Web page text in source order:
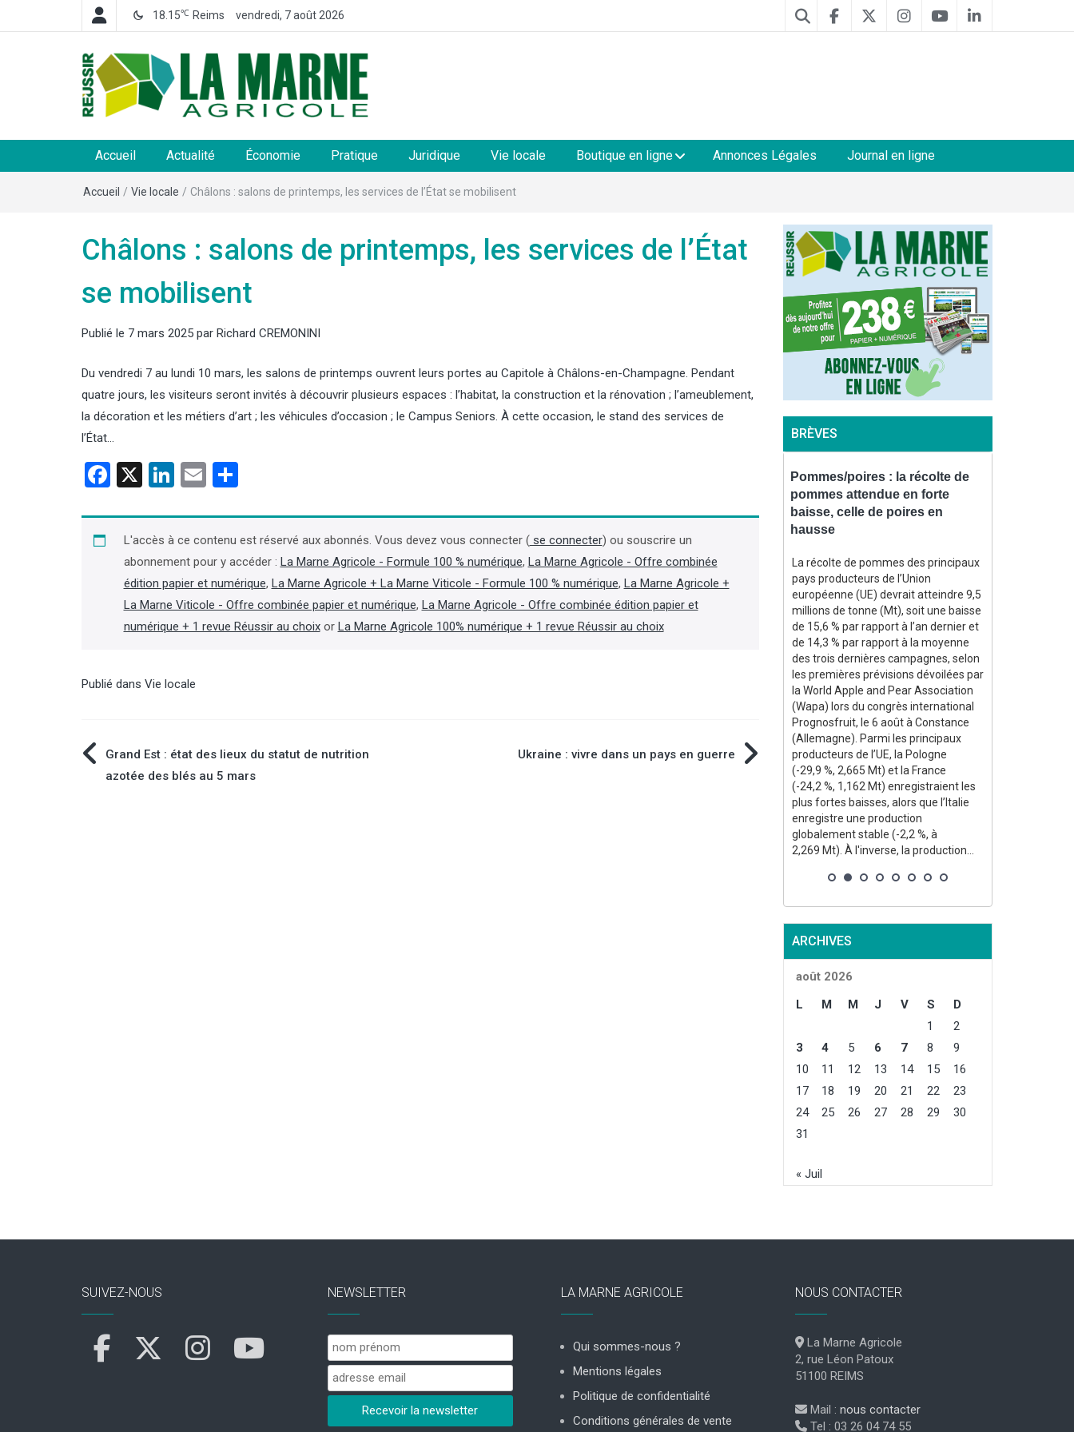
18.15℃ Reims vendredi, 7 août 2026
La Marne Agricole
et rurales
Accueil Actualité Économie Pratique Juridique Vie locale Boutique en ligne Annonces Légales Journal en ligne
Accueil / Vie locale / Châlons : salons de printemps, les services de l’État se mobilisent
Châlons : salons de printemps, les services de l’État
se mobilisent
Publié le 7 mars 2025 par Richard CREMONINI
Du vendredi 7 au lundi 10 mars, les salons de printemps ouvrent leurs portes au Capitole à Châlons-en-Champagne. Pendant
quatre jours, les visiteurs seront invités à découvrir plusieurs espaces : l’habitat, la construction et la rénovation ; l’ameublement,
la décoration et les métiers d’art ; les véhicules d’occasion ; le Campus Seniors. À cette occasion, le stand des services de
l’État…
Facebook
X LinkedIn
Email
L'accès à ce contenu est réservé aux abonnés. Vous devez vous connecter (se connecter) ou souscrire un
abonnement pour y accéder : La Marne Agricole - Formule 100 % numérique, La Marne Agricole - Offre combinée
édition papier et numérique, La Marne Agricole + La Marne Viticole - Formule 100 % numérique, La Marne Agricole +
La Marne Viticole - Offre combinée papier et numérique, La Marne Agricole - Offre combinée édition papier et
numérique + 1 revue Réussir au choixor La Marne Agricole 100% numérique + 1 revue Réussir au choix
Publié dans Vie locale
Navigation
Grand Est : état des lieux du statut de nutrition
azotée des blés au 5 mars
Ukraine : vivre dans un pays en guerre
BRÈVES
Une récente synthèse de
FranceAgriMer et d’Agreste
(ministère de l’Agriculture) souligne la
« dépendance croissante aux
importations » de l’Hexagone, alors
que les importations de viandes,
Dans sa note de conjoncture du 7
août, consacrée aux grandes cultures,
Agreste (ministère de l’Agriculture)
estime à un peu moins de 40 t/ha les
rendements moyens hexagonaux
2026 de pommes de terre de
à la moyenne quinquennale.
Pommes/poires : la récolte de
pommes attendue en forte
baisse, celle de poires en
hausse
La récolte de pommes des principaux
pays producteurs de l’Union
européenne (UE) devrait atteindre 9,5
millions de tonne (Mt), soit une baisse
de 15,6 % par rapport à l’an dernier et
de 14,3 % par rapport à la moyenne
des trois dernières campagnes, selon
les premières prévisions dévoilées par
la World Apple and Pear Association
(Wapa) lors du congrès international
Prognosfruit, le 6 août à Constance
(Allemagne). Parmi les principaux
producteurs de l’UE, la Pologne
(-29,9 %, 2,665 Mt) et la France
(-24,2 %, 1,162 Mt) enregistraient les
plus fortes baisses, alors que l’Italie
enregistre une production
globalement stable (-2,2 %, à
2,269 Mt). À l'inverse, la production...
ARCHIVES
août 2026
L
M M J V S
D
1
2
3
4 5 6 7 8
9
10
11 12 13 14 15
16
17
18 19 20 21 22
23
24
25 26 27 28 29
30
31
« Juil
SUIVEZ-NOUS NEWSLETTER LA MARNE AGRICOLE
Qui sommes-nous ?
Mentions légales
Politique de confidentialité
Conditions générales de vente
NOUS CONTACTER
La Marne Agricole
2, rue Léon Patoux
51100 REIMS
Mail : nous contacter
Tel : 03 26 04 74 55